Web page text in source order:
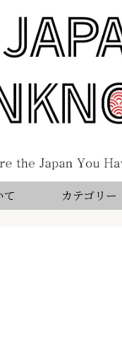
て カテゴリー